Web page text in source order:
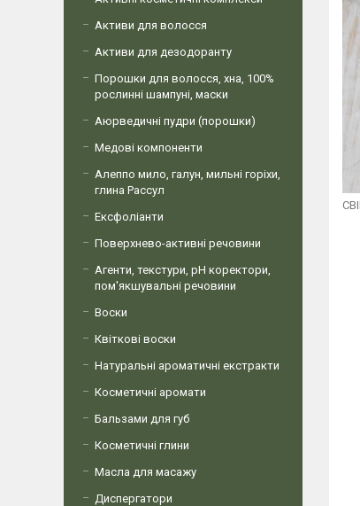
Активи для волосся
Активи для дезодоранту
Порошки для волосся, хна, 100%
рослинні шампуні, маски
Аюрведичні пудри (порошки)
Медові компоненти
Алеппо мило, галун, мильні горіхи,
глина Рассул
Ексфоліанти
Поверхнево-активні речовини
Агенти, текстури, рН коректори,
пом'якшувальні речовини
Воски
Квіткові воски
Натуральні ароматичні екстракти
Косметичні аромати
Бальзами для губ
Косметичні глини
Масла для масажу
Диспергатори